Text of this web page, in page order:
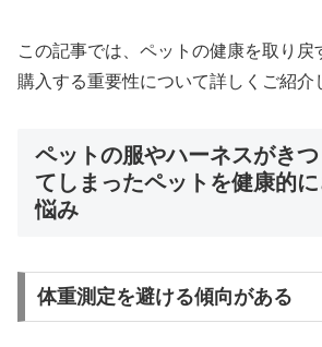
この記事では、ペットの健康を取り戻
購入する重要性について詳しくご紹介
ペットの服やハーネスがき
てしまったペットを健康的
悩み
体重測定を避ける傾向がある